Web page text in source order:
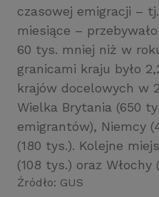
czasowej emigracji –
miesiące –
60 tys. mniej niż w
granicami kraju było
krajów docelowych w
Wielka Brytania (650
emigrantów), Niemcy
(180 tys.). Kolejne
(108 tys.) oraz Włochy
Źródło: GUS